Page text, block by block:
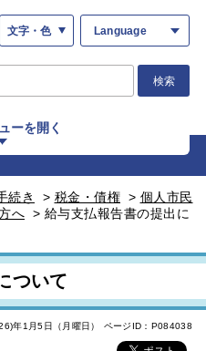
文字・色 Language
検索
ーを開く
続き > 税金・債権 > 個人市民
へ > 給与支払報告書の提出に
ついて
年1月5日（月曜日） ページID：P084038